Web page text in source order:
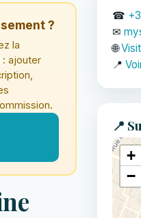
?
la
ajouter
☎
✉
🌐
📍
📍
+
−